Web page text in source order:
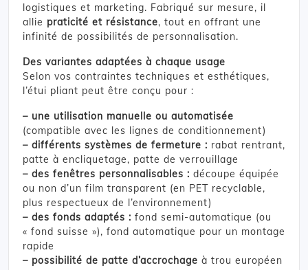
logistiques et marketing. Fabriqué sur mesure, il
allie praticité et résistance, tout en offrant une
infinité de possibilités de personnalisation.
Des variantes adaptées à chaque usage
Selon vos contraintes techniques et esthétiques,
l’étui pliant peut être conçu pour :
– une utilisation manuelle ou automatisée
(compatible avec les lignes de conditionnement)
– différents systèmes de fermeture : rabat rentrant,
patte à encliquetage, patte de verrouillage
– des fenêtres personnalisables : découpe équipée
ou non d’un film transparent (en PET recyclable,
plus respectueux de l’environnement)
– des fonds adaptés : fond semi-automatique (ou
« fond suisse »), fond automatique pour un montage
rapide
– possibilité de patte d’accrochage à trou européen